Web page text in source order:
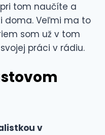
tom naučíte a
doma. Veľmi ma to
som už v tom
práci v rádiu.
v